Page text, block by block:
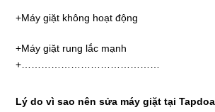
+Máy giặt không hoạt động
+Máy giặt rung lắc mạnh
+……………………………………
Lý do vì sao nên sửa máy giặt tại